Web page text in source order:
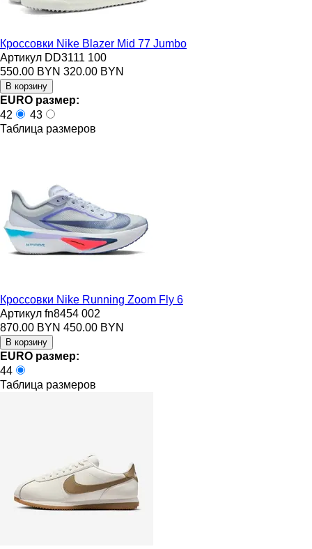
Кроссовки Nike Blazer Mid 77 Jumbo
Артикул DD3111 100
550.00 BYN 320.00 BYN
EURO размер:
42
43
Таблица размеров
Кроссовки Nike Running Zoom Fly 6
Артикул fn8454 002
870.00 BYN 450.00 BYN
EURO размер:
44
Таблица размеров